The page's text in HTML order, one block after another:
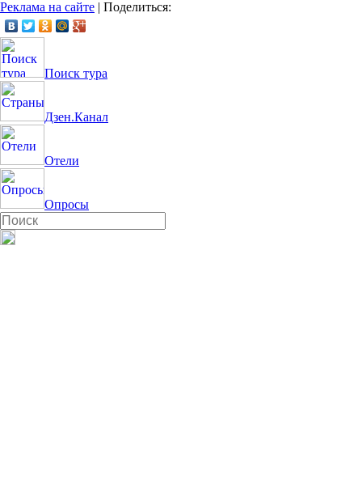
Реклама на сайте | Поделиться:
Поиск тура
Дзен.Канал
Отели
Опросы